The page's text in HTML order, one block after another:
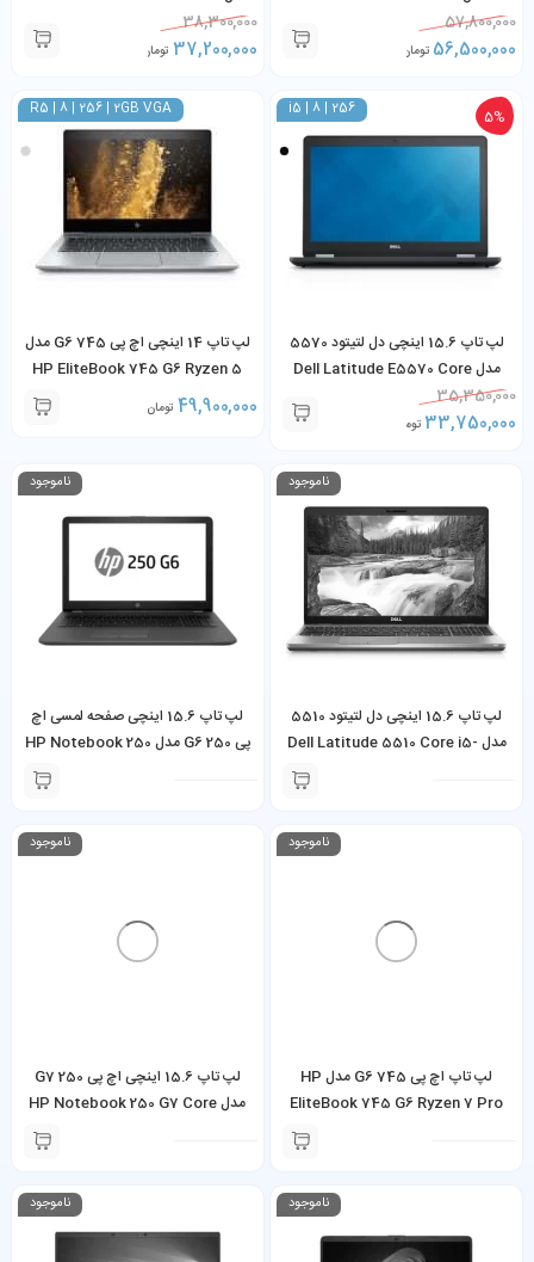
Ryzen 7 Pro 2700U 8GB 256GB
SSD 1GB AMD Radeon Vega
57,800,000
56,500,000 تومان
7200U 8GB RAM 256GB SSD
38,300,000
37,200,000 تومان
i5 | 8 | 256 5%
لپ تاپ 15.6 اینچی دل لتیتود 5570
مدل Dell Latitude E5570 Core
i5-6200U 8GB RAM 256GB SSD
35,350,000
33,750,000 تومان
R5 | 8 | 256 | 2GB VGA
لپ تاپ 14 اینچی اچ پی 745 G6 مدل
HP EliteBook 745 G6 Ryzen 5
Pro 3500U 8GB 256GB SSD 2GB
AMD Vega 8 49,900,000 تومان
ناموجود
لپ تاپ 15.6 اینچی دل لتیتود 5510
مدل Dell Latitude 5510 Core i5-
10310U 8GB RAM 256GB SSD
ناموجود
لپ تاپ 15.6 اینچی صفحه لمسی اچ
پی 250 G6 مدل HP Notebook 250
G6 Core i5-7200U 8GB 256GB
ناموجود
لپ تاپ اچ پی 745 G6 مدل HP
EliteBook 745 G6 Ryzen 7 Pro
3700U 8GB 256GB SSD 2GB
ناموجود
لپ تاپ 15.6 اینچی اچ پی 250 G7
مدل HP Notebook 250 G7 Core
i5-8265U 8GB 256GB SSD
ناموجود ناموجود